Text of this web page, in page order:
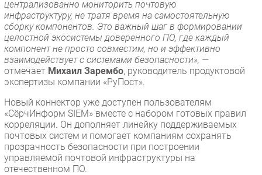
централизованно мониторить почтовую
инфраструктуру, не тратя время на самостоятельную
сборку компонентов. Это важный шаг в формировании
целостной экосистемы доверенного ПО, где каждый
компонент не просто совместим, но и эффективно
взаимодействует с системами безопасности», —
отмечает Михаил Зарембо, руководитель продуктовой
экспертизы компании «РуПост».
Новый коннектор уже доступен пользователям
«СёрчИнформ SIEM» вместе с набором готовых правил
корреляции. Он дополняет линейку поддерживаемых
почтовых систем и помогает компаниям сохранять
прозрачность безопасности при построении
управляемой почтовой инфраструктуры на
отечественном ПО.